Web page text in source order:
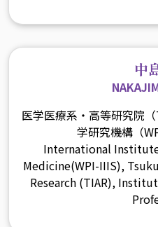
中
医学医療系・高等研究院
学研究機構（
International
Medicine(WPI-IIIS),
Research (TIAR),